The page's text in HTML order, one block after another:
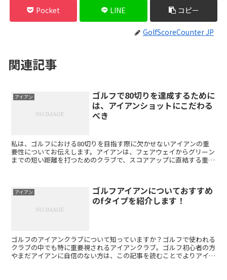
Pocket LINE コピー
GolfScoreCounter JP
関連記事
アイアン
ゴルフで80切りを達成するために
は、アイアンショットにこだわる
べき
私は、ゴルフにおける80切りを目指す際に欠かせないアイアンの重
要性についてお伝えします。アイアンは、フェアウェイからグリーン
までの短い距離を打つためのクラブで、スコアアップに直結する重要
アイアン
ゴルフアイアンについておすすめ
のfタイプを紹介します！
ゴルフのアイアンクラブについて知っていますか？ゴルフで使われる
クラブの中でも特に重要視されるアイアンクラブ。ゴルフ初心者の方
やまだアイアンに自信のない方は、この記事を読むことでよりアイア